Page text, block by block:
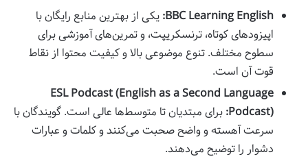
BBC Learning English: یکی از بهترین منابع رایگان با
اپیزودهای کوتاه، ترنسکریپت، و تمرین‌های آموزشی برای
سطوح مختلف. تنوع موضوعی بالا و کیفیت محتوا از نقاط
قوت آن است.
ESL Podcast (English as a Second Language
Podcast): برای مبتدیان تا متوسط‌ها عالی است. گویندگان با
سرعت آهسته و واضح صحبت می‌کنند و کلمات و عبارات
دشوار را توضیح می‌دهند.